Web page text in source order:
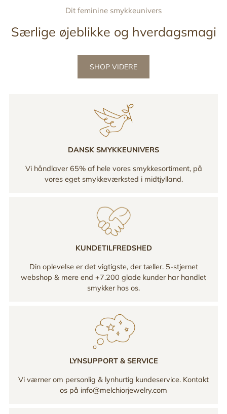
Dit feminine smykkeunivers
Særlige øjeblikke og hverdagsmagi
SHOP VIDERE
DANSK SMYKKEUNIVERS
Vi håndlaver 65% af hele vores smykkesortiment, på
vores eget smykkeværksted i midtjylland.
KUNDETILFREDSHED
Din oplevelse er det vigtigste, der tæller. 5-stjernet
webshop & mere end +7.200 glade kunder har handlet
smykker hos os.
LYNSUPPORT & SERVICE
Vi værner om personlig & lynhurtig kundeservice. Kontakt
os på info@melchiorjewelry.com